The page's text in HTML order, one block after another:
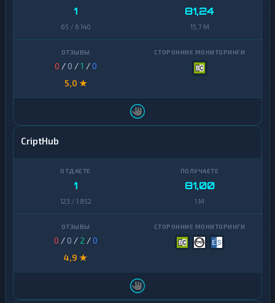
1
65 / 6 140
81,24
15,7 M
0 / 0 /1 /0
5,0 ★
CriptHub
1
123 / 1 852
81,00
1 M
0 / 0 / 2 /0
4,9 ★